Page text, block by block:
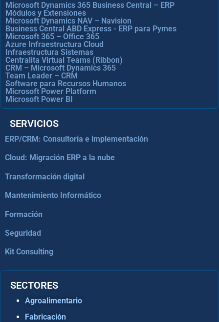
Microsoft Dynamics 365 Business Central – ERP
Módulos y Extensiones
Microsoft Dynamics NAV – Navision
Business Central ABD Express - ERP para Pymes
Microsoft 365 – Office 365
Azure Infraestructura Cloud
Infraestructura Sistemas
Centralita Virtual Teams (Ribbon)
CRM – Microsoft Dynamics 365
Team Leader – CRM
Software para Recursos Humanos
Microsoft Power Platform
Microsoft Power BI
SERVICIOS
ERP/CRM: Consultoría e implementación
Cloud: Migración ERP a la nube
Transformación digital
Mantenimiento Informático
Formación
Seguridad
Kit Consulting
SECTORES
Agroalimentario
Fabricación